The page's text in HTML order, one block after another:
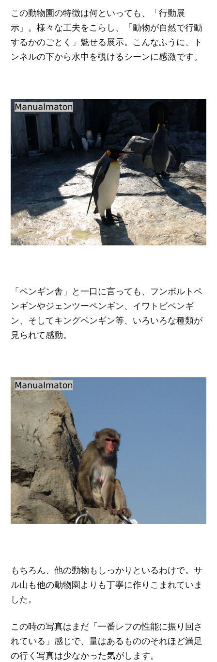
この動物園の特徴は何といっても、「行動展
示」。様々な工夫をこらし、「動物が自然で行動
するかのごとく」魅せる展示。こんなふうに、ト
ンネルの下から水中を覗けるシーンに感激です。
「ペンギン舎」と一口に言っても、フンボルトペ
ンギンやジェンツーペンギン、イワトビペンギ
ン、そしてキングペンギン等、いろいろな種類が
見られて感動。
もちろん、他の動物もしっかりといるわけで。サ
ル山も他の動物園よりも丁寧に作りこまれていま
した。
この時の写真はまだ「一番レフの性能に振り回さ
れている」感じで、量はあるもののそれほど満足
の行く写真は少なかった気がします。